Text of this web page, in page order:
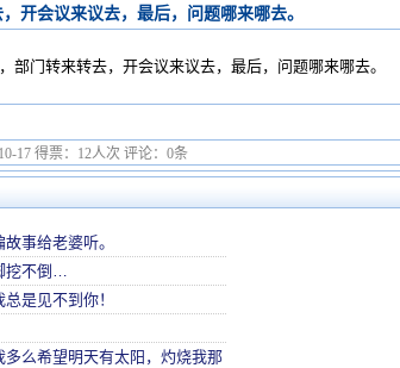
开会议来议去，最后，问题哪来哪去。
部门转来转去，开会议来议去，最后，问题哪来哪去。
17 得票：12人次 评论：0条
事给老婆听。
挖不倒…
是见不到你！
么希望明天有太阳，灼烧我那